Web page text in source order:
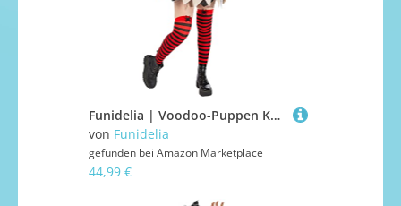
Funidelia | Voodoo-Puppen Kostüm für Damen Horror, Halloween, Puppe, Marionette & Kasper - Kostüm für Erwachsene & Verkleidung für Partys, Karneval & Halloween - Größe M - Weiß
von Funidelia
gefunden bei Amazon Marketplace
44,99 €